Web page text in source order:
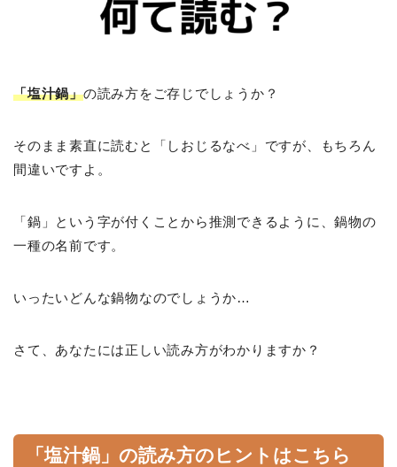
「塩汁鍋」の読み方をご存じでしょうか？
そのまま素直に読むと「しおじるなべ」ですが、もちろん
間違いですよ。
「鍋」という字が付くことから推測できるように、鍋物の
一種の名前です。
いったいどんな鍋物なのでしょうか…
さて、あなたには正しい読み方がわかりますか？
「塩汁鍋」の読み方のヒントはこちら